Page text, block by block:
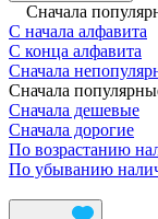
Сначала
С начала алфавита
С конца алфавита
Сначала
Сначала
Сначала дешевые
Сначала дорогие
По возрастанию
По убыванию